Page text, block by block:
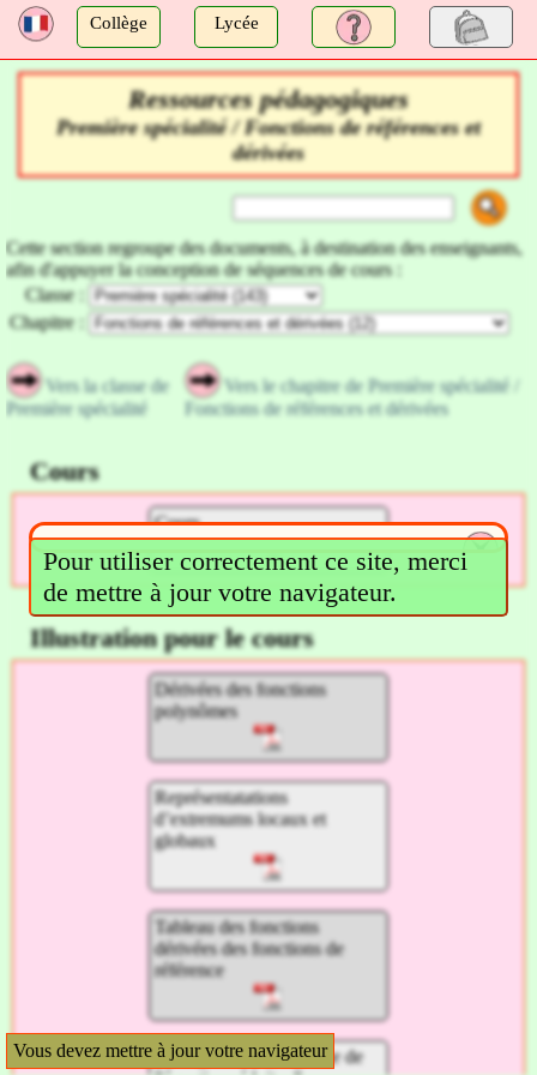
Pour utiliser correctement ce site, merci
de mettre à jour votre navigateur.
a Collège Lycée
Ressources pédagogiques
Première spécialité / Fonctions de références et
dérivées
Cette section regroupe des documents, à destination des enseignants,
afin d'appuyer la conception de séquences de cours :
Classe :
Chapitre :
Vers la classe de
Première spécialité
Vers le chapitre de Première spécialité /
Fonctions de références et dérivées
Cours
Cours
Illustration pour le cours
Dérivées des fonctions
polynômes
Représentatations
d’extremums locaux et
globaux
Tableau des fonctions
dérivées des fonctions de
référence
Exemple de la recherche de
Vous devez mettre à jour votre navigateur